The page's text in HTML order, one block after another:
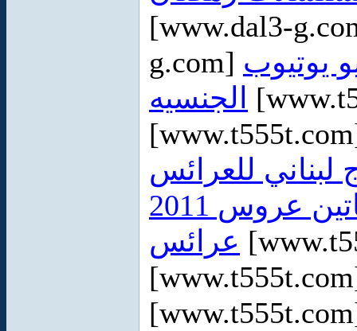
[www.dal3-
g.com] يوتيوب
الجنسيه
لبناني للعرائس
عروس 2011
عرائس